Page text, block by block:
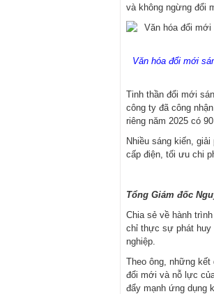
và không ngừng đổi
Văn hóa đổi mới
Tinh thần đổi mới
công ty đã công
riêng năm 2025 có
Nhiều sáng kiến,
cấp điện, tối ưu chi
Tổng Giám đốc
Chia sẻ về hành
chỉ thực sự phát huy
nghiệp.
Theo ông, những
đổi mới và nỗ lực
đẩy mạnh ứng dụng